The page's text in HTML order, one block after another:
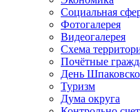
Социальная
Фотогалерея
Видеогалерея
Схема
Почётные
День
Туризм
Дума округа